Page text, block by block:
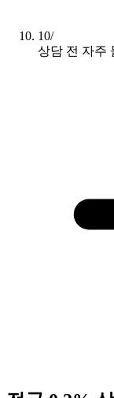
10/
상담 전 자주